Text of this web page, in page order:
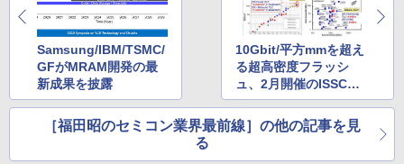
【2026年アップグレード版】AOKIMI ワイヤ
レスイヤホン bluetooth イヤホン V12 小型
軽量 ブルートゥースHi-Fi 最大36時間再生 ぶ
るーとゅーす コードレス ENCノイズキャン
セリング 自動ペアリング Type-C充電 マイク
付き 防水 タッチ式音量調整 スポーツ/通勤/通
学/WEB会議(ホワイト)
￥1,964
On My Road (Stadium ver.)
￥250
BUGS LIFE
by Amazon 炭酸水 ラベルレス 500ml ×24本
強炭酸水 ペットボトル 500ミリリットル (Sm
art Basic)
【Amazon.co.jp限定】 伊藤園 磨かれて、澄
みきった日本の水 2L 8本 ラベルレス [ ケース
HUNTER×HUNTER モノクロ版 39 (ジャンプ
コミックスDIGITAL)
￥572
スーパーの裏でヤニ吸うふたり 9巻 (デジタル
版ビッグガンガンコミックス)
Samsung/IBM/TSMC/
GFがMRAM開発の最
新成果を披露
10Gbit/平方mmを超え
る超高密度フラッシ
ュ、2月開催のISSCC
に登場
［福田昭のセミコン業界最前線］の他の記事を見
る